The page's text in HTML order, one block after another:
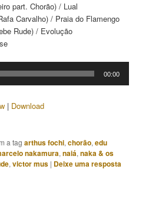
part. Chorão) / Lual
Carvalho) / Praia do Flamengo
Rude) / Evolução
00:00
| Download
a tagarthus fochi,chorão,edu
nakamura,naiá,naka & os
,victor mus | Deixe uma resposta